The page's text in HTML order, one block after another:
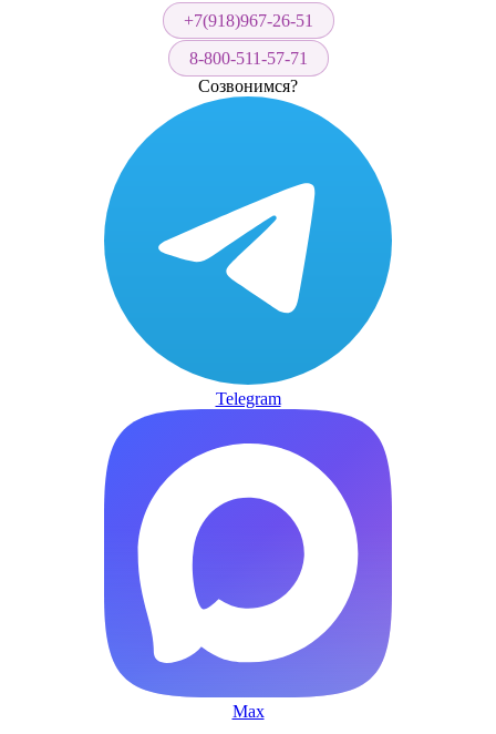
+7(918)967-26-51
8-800-511-57-71
Созвонимся?
Telegram
Max